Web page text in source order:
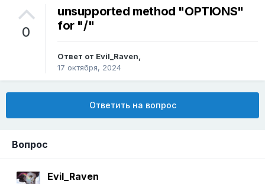
0
unsupported method "OPTIONS"
for "/"
Ответ от Evil_Raven,
17 октября, 2024
Ответить на вопрос
Вопрос
Evil_Raven